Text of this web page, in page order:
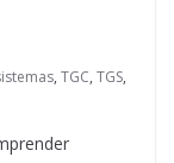
, TGC, TGS,